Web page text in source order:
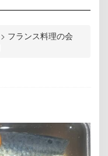
> フランス料理の会